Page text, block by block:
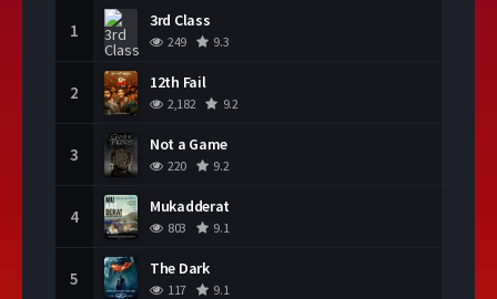
1 3rd Class
249 9.3
2 12th Fail
2,182 9.2
3 Not a Game
220 9.2
4 Mukadderat
803 9.1
5 The Dark
117 9.1